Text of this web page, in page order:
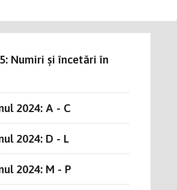
Numiri și încetări în
2024: A - C
2024: D - L
2024: M - P